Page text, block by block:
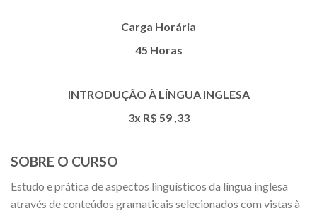
Carga Horária
45 Horas
INTRODUÇÃO À LÍNGUA INGLESA
3x R$ 59,33
SOBRE O CURSO
Estudo e prática de aspectos linguísticos da língua inglesa
através de conteúdos gramaticais selecionados com vistas à